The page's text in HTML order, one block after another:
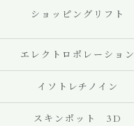
ショッピングリフト
エレクトロポレーション
イソトレチノイン
スキンポット 3D